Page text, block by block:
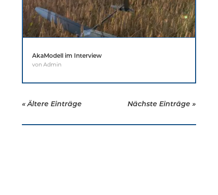
AkaModell im Interview
von Admin
« Ältere Einträge Nächste Einträge »